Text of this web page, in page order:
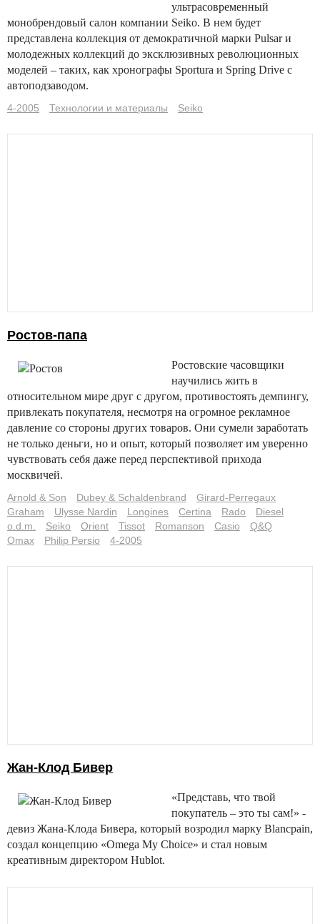
ультрасовременный
монобрендовый салон компании Seiko. В нем будет
представлена коллекция от демократичной марки Pulsar и
молодежных коллекций до эксклюзивных революционных
моделей – таких, как хронографы Sportura и Spring Drive с
автоподзаводом.
4-2005 Технологии и материалы Seiko
Ростов-папа
Ростовские часовщики
научились жить в
относительном мире друг с другом, противостоять демпингу,
привлекать покупателя, несмотря на огромное рекламное
давление со стороны других товаров. Они сумели заработать
не только деньги, но и опыт, который позволяет им уверенно
чувствовать себя даже перед перспективой прихода
москвичей.
Arnold & Son Dubey & Schaldenbrand
Girard-Perregaux
Graham
Ulysse Nardin Longines Certina Rado
Diesel
o.d.m.
Seiko Orient Tissot Romanson Casio
Q&Q
Omax
Philip Persio 4-2005
Жан-Клод Бивер
«Представь, что твой
покупатель – это ты сам!» -
девиз Жана-Клода Бивера, который возродил марку Blancpain,
создал концепцию «Omega My Choice» и стал новым
креативным директором Hublot.